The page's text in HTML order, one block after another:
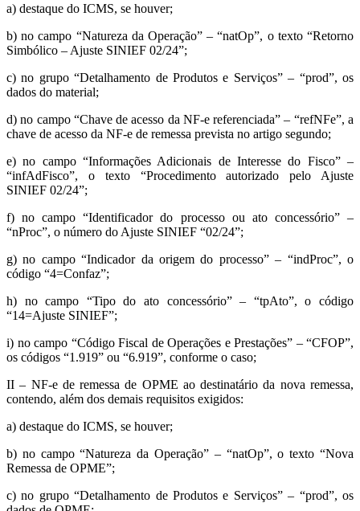
a) destaque do ICMS, se houver;
b) no campo “Natureza da Operação” – “natOp”, o texto “Retorno
Simbólico – Ajuste SINIEF 02/24”;
c) no grupo “Detalhamento de Produtos e Serviços” – “prod”, os
dados do material;
d) no campo “Chave de acesso da NF-e referenciada” – “refNFe”, a
chave de acesso da NF-e de remessa prevista no artigo segundo;
e) no campo “Informações Adicionais de Interesse do Fisco” –
“infAdFisco”, o texto “Procedimento autorizado pelo Ajuste
SINIEF 02/24”;
f) no campo “Identificador do processo ou ato concessório” –
“nProc”, o número do Ajuste SINIEF “02/24”;
g) no campo “Indicador da origem do processo” – “indProc”, o
código “4=Confaz”;
h) no campo “Tipo do ato concessório” – “tpAto”, o código
“14=Ajuste SINIEF”;
i) no campo “Código Fiscal de Operações e Prestações” – “CFOP”,
os códigos “1.919” ou “6.919”, conforme o caso;
II – NF-e de remessa de OPME ao destinatário da nova remessa,
contendo, além dos demais requisitos exigidos:
a) destaque do ICMS, se houver;
b) no campo “Natureza da Operação” – “natOp”, o texto “Nova
Remessa de OPME”;
c) no grupo “Detalhamento de Produtos e Serviços” – “prod”, os